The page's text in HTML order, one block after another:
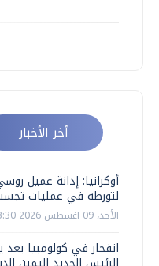
أخر الأخبار
لتورطه في عمليات
الأحد، 09 اغسطس 2026 03:30 ص
انفجار في كولومبيا